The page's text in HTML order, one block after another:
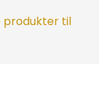
produkter til